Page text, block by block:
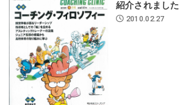
紹介されました
2010.02.27